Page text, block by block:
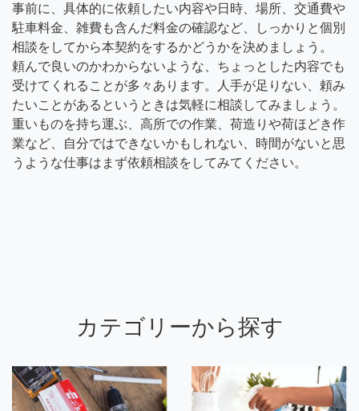
事前に、具体的に依頼したい内容や日時、場所、交通費や
駐車料金、雑費も含んだ料金の確認など、しっかりと個別
相談をしてから本契約をするかどうかを決めましょう。
頼んで良いのかわからないような、ちょっとした内容でも
受けてくれることが多々あります。人手が足りない、頼み
たいことがあるというときは気軽に相談してみましょう。
重いものを持ち運ぶ、高所での作業、荷造りや荷ほどき作
業など、自分ではできないかもしれない、時間がないと思
うような仕事はまず依頼相談をしてみてください。
カテゴリーから探す